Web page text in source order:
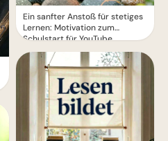
Ein sanfter Anstoß für stetiges
Lernen: Motivation zum
Schulstart für YouTube.